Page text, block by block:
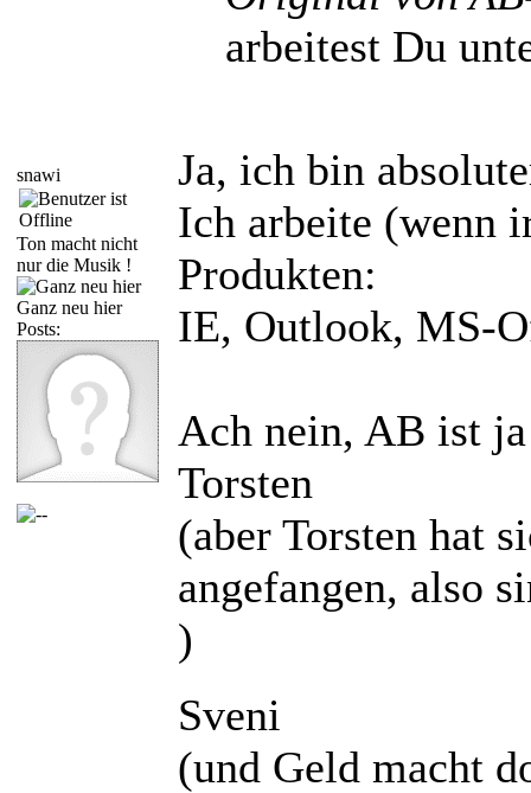
snawi
Ton macht nicht
nur die Musik !
Ganz neu hier
Posts:
arbeitest Du
Ja, ich bin
Ich arbeite (wenn
Produkten:
IE, Outlook, MS-
Ach nein, AB ist
Torsten
(aber Torsten hat
angefangen, also
)
Sveni
(und Geld macht